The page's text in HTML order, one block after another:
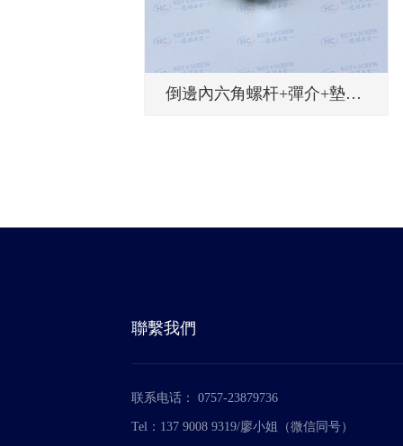
倒邊內六角螺杆+彈介+墊片-
聯繫我們
联系电话： 0757-23879736
Tel：137 9008 9319/廖小姐（微信同号）